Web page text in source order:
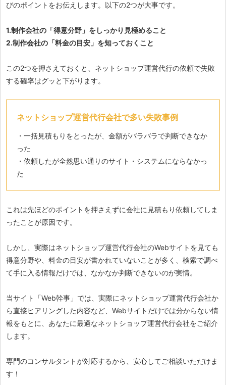
びのポイントをお伝えします。以下の2つが大事です。
1.制作会社の「得意分野」をしっかり見極めること
2.制作会社の「料金の目安」を知っておくこと
この2つを押さえておくと、ネットショップ運営代行の依頼で失敗
する確率はグッと下がります。
ネットショップ運営代行会社で多い失敗事例
・一括見積もりをとったが、金額がバラバラで判断できなか
った
・依頼したが全然思い通りのサイト・システムにならなかっ
た
これは先ほどのポイントを押さえずに会社に見積もり依頼してしま
ったことが原因です。
しかし、実際はネットショップ運営代行会社のWebサイトを見ても
得意分野や、料金の目安が書かれていないことが多く、検索で調べ
て手に入る情報だけでは、なかなか判断できないのが実情。
当サイト「Web幹事」では、実際にネットショップ運営代行会社か
ら直接ヒアリングした内容など、Webサイトだけでは分からない情
報をもとに、あなたに最適なネットショップ運営代行会社をご紹介
します。
専門のコンサルタントが対応するから、安心してご相談いただけま
す！